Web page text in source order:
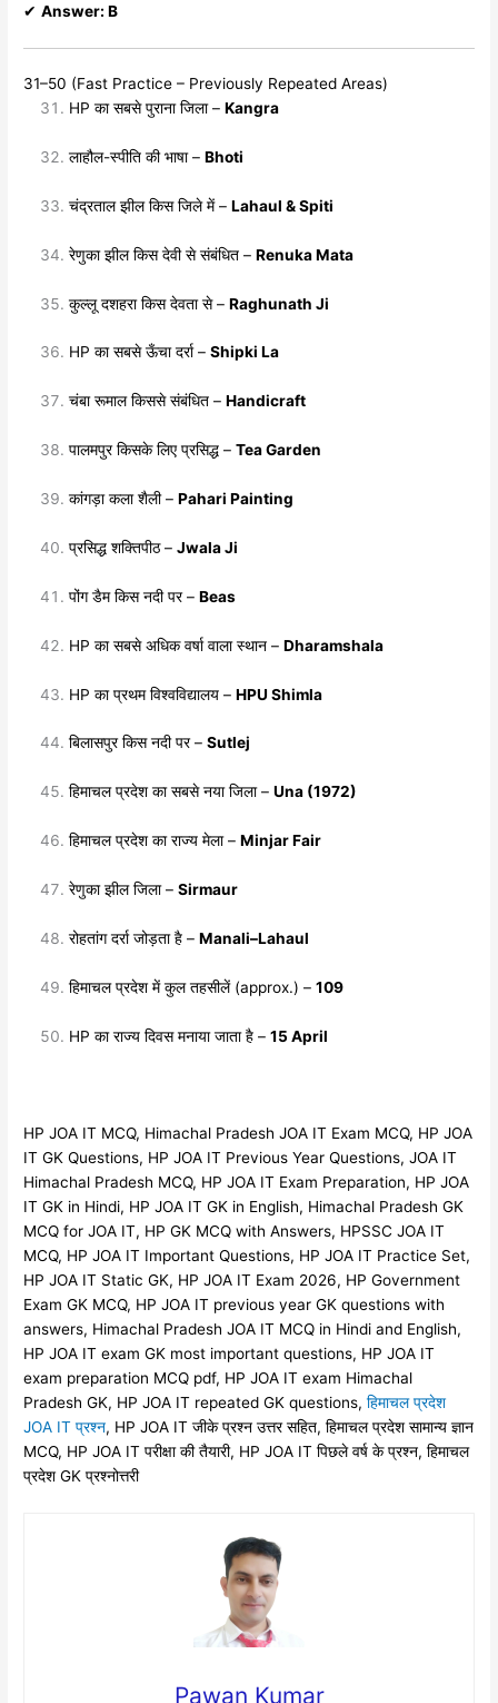
✔Answer: B
31–50 (Fast Practice – Previously Repeated Areas)
HP का सबसे पुराना जिला –Kangra
लाहौल-स्पीति की भाषा –Bhoti
चंद्रताल झील किस जिले में –Lahaul & Spiti
रेणुका झील किस देवी से संबंधित –Renuka Mata
कुल्लू दशहरा किस देवता से –Raghunath Ji
HP का सबसे ऊँचा दर्रा –Shipki La
चंबा रूमाल किससे संबंधित –Handicraft
पालमपुर किसके लिए प्रसिद्ध –Tea Garden
कांगड़ा कला शैली –Pahari Painting
प्रसिद्ध शक्तिपीठ –Jwala Ji
पोंग डैम किस नदी पर –Beas
HP का सबसे अधिक वर्षा वाला स्थान –Dharamshala
HP का प्रथम विश्वविद्यालय –HPU Shimla
बिलासपुर किस नदी पर –Sutlej
हिमाचल प्रदेश का सबसे नया जिला –Una (1972)
हिमाचल प्रदेश का राज्य मेला –Minjar Fair
रेणुका झील जिला –Sirmaur
रोहतांग दर्रा जोड़ता है –Manali–Lahaul
हिमाचल प्रदेश में कुल तहसीलें (approx.) –109
HP का राज्य दिवस मनाया जाता है –15 April
HP JOA IT MCQ, Himachal Pradesh JOA IT Exam MCQ, HP JOA
IT GK Questions, HP JOA IT Previous Year Questions, JOA IT
Himachal Pradesh MCQ, HP JOA IT Exam Preparation, HP JOA
IT GK in Hindi, HP JOA IT GK in English, Himachal Pradesh GK
MCQ for JOA IT, HP GK MCQ with Answers, HPSSC JOA IT
MCQ, HP JOA IT Important Questions, HP JOA IT Practice Set,
HP JOA IT Static GK, HP JOA IT Exam 2026, HP Government
Exam GK MCQ, HP JOA IT previous year GK questions with
answers, Himachal Pradesh JOA IT MCQ in Hindi and English,
HP JOA IT exam GK most important questions, HP JOA IT
exam preparation MCQ pdf, HP JOA IT exam Himachal
Pradesh GK, HP JOA IT repeated GK questions,हिमाचल प्रदेश
JOA IT प्रश्न, HP JOA IT जीके प्रश्न उत्तर सहित, हिमाचल प्रदेश सामान्य ज्ञान
MCQ, HP JOA IT परीक्षा की तैयारी, HP JOA IT पिछले वर्ष के प्रश्न, हिमाचल
प्रदेश GK प्रश्नोत्तरी
Pawan Kumar